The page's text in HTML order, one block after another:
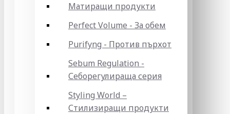
Матиращи продукти
Perfect Volume - За обем
Purifyng - Против пърхот
Sebum Regulation -
Себорегулираща серия
Styling World –
Стилизиращи продукти